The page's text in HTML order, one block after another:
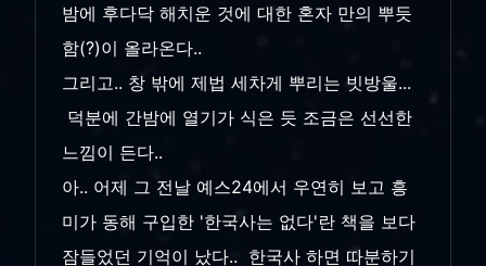
밤에 후다닥 해치운 것에 대한 혼자 만의 뿌듯
함(?)이 올라온다..
그리고.. 창 밖에 제법 세차게 뿌리는 빗방울...
덕분에 간밤에 열기가 식은 듯 조금은 선선한
느낌이 든다..
아.. 어제 그 전날 예스24에서 우연히 보고 흥
미가 동해 구입한 '한국사는 없다'란 책을 보다
잠들었던 기억이 났다.. 한국사 하면 따분하기